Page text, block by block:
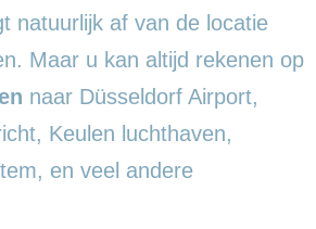
natuurlijk af van de locatie
Maar u kan altijd rekenen op
naar Düsseldorf Airport,
Keulen luchthaven,
en veel andere